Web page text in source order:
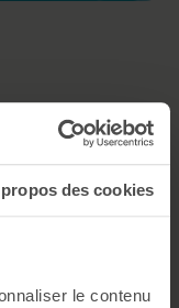
des cookies
le contenu